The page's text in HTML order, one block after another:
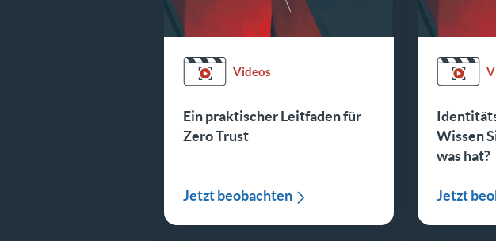
Videos
Ein praktischer Leitfaden für
Zero Trust
Jetzt beobachten
Wissen
was hat?
Jetzt